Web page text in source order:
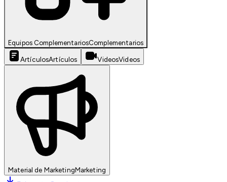
Equipos ComplementariosComplementarios
ArtículosArtículos VideosVideos
Material de MarketingMarketing